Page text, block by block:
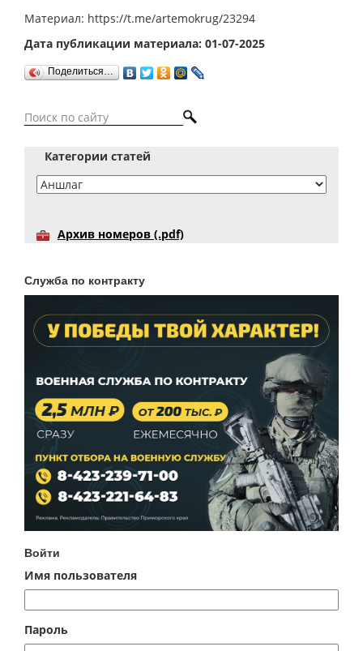
Материал: https://t.me/artemokrug/23294
Дата публикации материала: 01-07-2025
Поделиться…
Категории статей
Архив номеров (.pdf)
Служба по контракту
Войти
Имя пользователя
Пароль